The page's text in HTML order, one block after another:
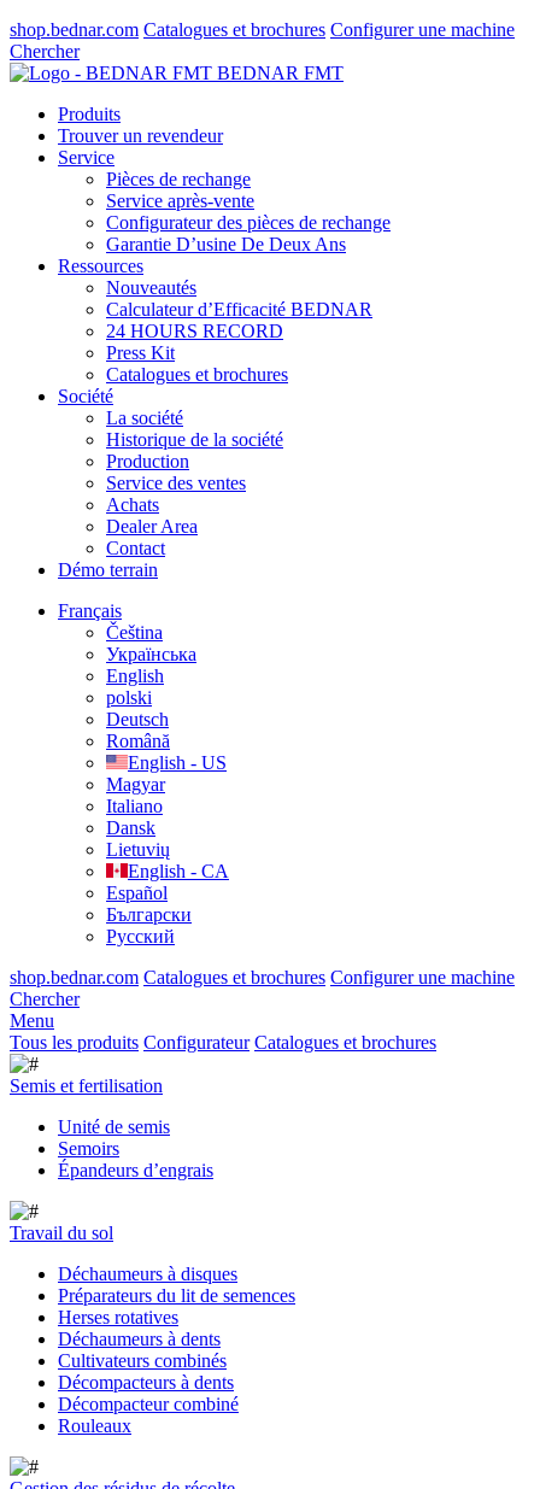
shop.bednar.com Catalogues et brochures Configurer une machine
Chercher
BEDNAR FMT
Produits
Trouver un revendeur
Service
Pièces de rechange
Service après-vente
Configurateur des pièces de rechange
Garantie D’usine De Deux Ans
Ressources
Nouveautés
Calculateur d’Efficacité BEDNAR
24 HOURS RECORD
Press Kit
Catalogues et brochures
Société
La société
Historique de la société
Production
Service des ventes
Achats
Dealer Area
Contact
Démo terrain
Français
Čeština
Українська
English
polski
Deutsch
Română
English - US
Magyar
Italiano
Dansk
Lietuvių
English - CA
Español
Български
Русский
shop.bednar.com Catalogues et brochures Configurer une machine
Chercher
Menu
Tous les produits Configurateur Catalogues et brochures
Semis et fertilisation
Unité de semis
Semoirs
Épandeurs d’engrais
Travail du sol
Déchaumeurs à disques
Préparateurs du lit de semences
Herses rotatives
Déchaumeurs à dents
Cultivateurs combinés
Décompacteurs à dents
Décompacteur combiné
Rouleaux